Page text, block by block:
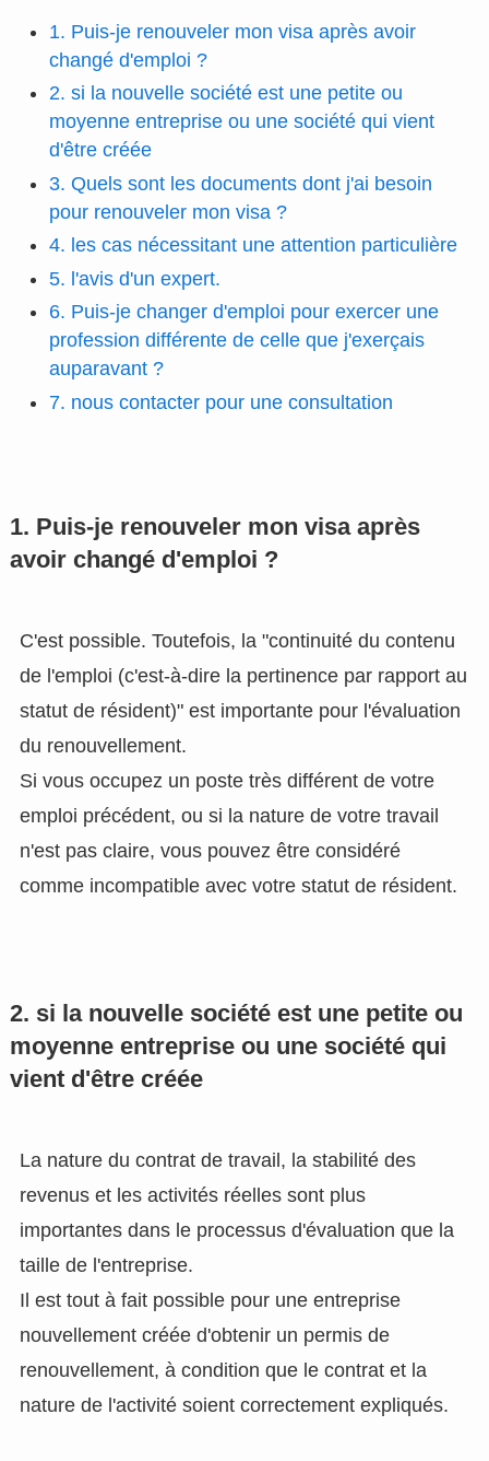
1. Puis-je renouveler mon visa après avoir
changé d'emploi ?
2. si la nouvelle société est une petite ou
moyenne entreprise ou une société qui vient
d'être créée
3. Quels sont les documents dont j'ai besoin
pour renouveler mon visa ?
4. les cas nécessitant une attention particulière
5. l'avis d'un expert.
6. Puis-je changer d'emploi pour exercer une
profession différente de celle que j'exerçais
auparavant ?
7. nous contacter pour une consultation
1. Puis-je renouveler mon visa après
avoir changé d'emploi ?
C'est possible. Toutefois, la "continuité du contenu
de l'emploi (c'est-à-dire la pertinence par rapport au
statut de résident)" est importante pour l'évaluation
du renouvellement.
Si vous occupez un poste très différent de votre
emploi précédent, ou si la nature de votre travail
n'est pas claire, vous pouvez être considéré
comme incompatible avec votre statut de résident.
2. si la nouvelle société est une petite ou
moyenne entreprise ou une société qui
vient d'être créée
La nature du contrat de travail, la stabilité des
revenus et les activités réelles sont plus
importantes dans le processus d'évaluation que la
taille de l'entreprise.
Il est tout à fait possible pour une entreprise
nouvellement créée d'obtenir un permis de
renouvellement, à condition que le contrat et la
nature de l'activité soient correctement expliqués.